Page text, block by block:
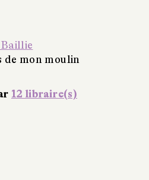
mon moulin
12 libraire(s)